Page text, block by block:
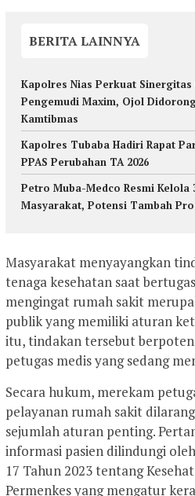
BERITA LAINNYA
Kapolres Nias Perkuat Sinergitas
Pengemudi Maxim, Ojol
Kamtibmas
Kapolres Tubaba Hadiri Rapat
PPAS Perubahan TA 2026
Petro Muba-Medco Resmi Kelola
Masyarakat, Potensi Tambah
Masyarakat menyayangkan
tenaga kesehatan saat
mengingat rumah sakit
publik yang memiliki aturan
itu, tindakan tersebut
petugas medis yang sedang
Secara hukum, merekam
pelayanan rumah sakit
sejumlah aturan penting.
informasi pasien dilindungi
17 Tahun 2023 tentang
Permenkes yang mengatur